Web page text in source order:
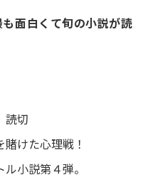
面白くて旬の小説が読
読切
けた心理戦！
小説第４弾。